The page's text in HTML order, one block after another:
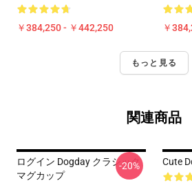
￥384,250 - ￥442,250 ￥
もっと見る
関連商品
ログイン Dogday クラシック
マグカップ
-20% Cute